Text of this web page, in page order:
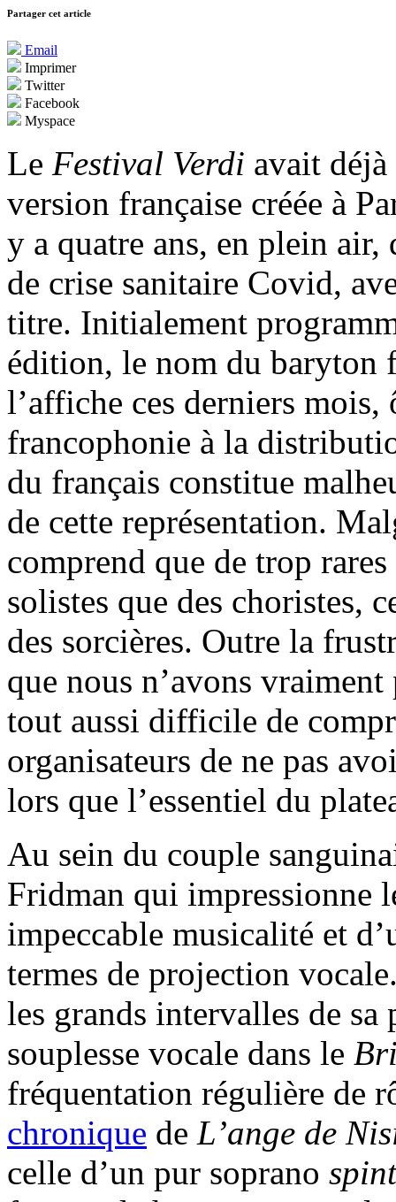
Partager cet article
Email
Imprimer
Twitter
Facebook
Myspace
Le Festival Verdi avait
version française créée à
y a quatre ans, en plein air,
de crise sanitaire Covid,
titre. Initialement
édition, le nom du baryton
l’affiche ces derniers
francophonie à la
du français constitue
de cette représentation.
comprend que de trop
solistes que des choristes,
des sorcières. Outre la
que nous n’avons
tout aussi difficile de
organisateurs de ne pas
lors que l’essentiel du
Au sein du couple
Fridman qui impressionne
impeccable musicalité et
termes de projection
les grands intervalles de
souplesse vocale dans le
fréquentation régulière de
chronique de L’ange de
celle d’un pur soprano